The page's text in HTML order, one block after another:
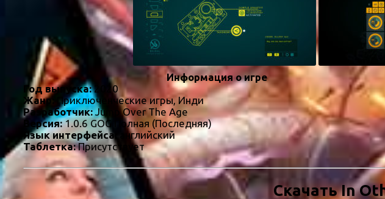
Информация о игре
Год выпуска:2020
Жанр:
Приключенческие игры, Инди
Разработчик:Jump Over The Age
Версия:1.0.6 GOG Полная (Последняя)
Язык интерфейса:
английский
Таблетка:Присутствует
Скачать In